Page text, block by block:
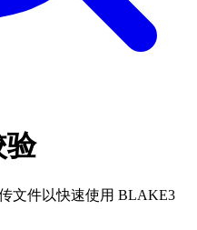
验
文件以快速使用 BLAKE3